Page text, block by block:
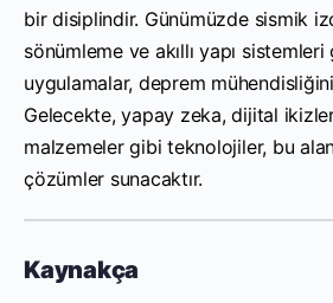
bir disiplindir. Günümüzde sismik
sönümleme ve akıllı yapı
uygulamalar, deprem
Gelecekte, yapay zeka, dijital
malzemeler gibi teknolojiler, bu
çözümler sunacaktır.
Kaynakça